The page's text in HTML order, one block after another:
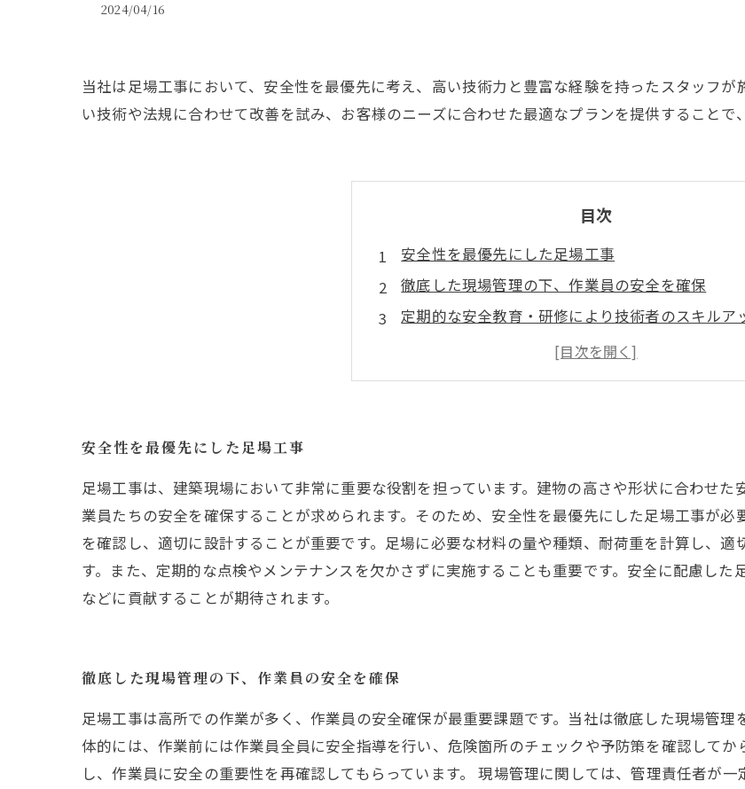
2024/04/16
当社は足場工事において、安全性を最優先に考え、高い技術力と豊富な経験を持ったスタッフ
い技術や法規に合わせて改善を試み、お客様のニーズに合わせた最適なプランを提供することで
目次
安全性を最優先にした足場工事
徹底した現場管理の下、作業員の安全を確保
定期的な安全教育・研修により技術者のスキルア
適切な資格や免許を持った技術者が工事を担当
安全基準を厳格に守り、クオリティの高い工事を
安全性を最優先にした足場工事
足場工事は、建築現場において非常に重要な役割を担っています。建物の高さや形状に合わせ
業員たちの安全を確保することが求められます。そのため、安全性を最優先にした足場工事が
を確認し、適切に設計することが重要です。足場に必要な材料の量や種類、耐荷重を計算し、
す。また、定期的な点検やメンテナンスを欠かさずに実施することも重要です。安全に配慮し
などに貢献することが期待されます。
徹底した現場管理の下、作業員の安全を確保
足場工事は高所での作業が多く、作業員の安全確保が最重要課題です。当社は徹底した現場管
体的には、作業前には作業員全員に安全指導を行い、危険箇所のチェックや予防策を確認して
し、作業員に安全の重要性を再確認してもらっています。 現場管理に関しては、管理責任者が